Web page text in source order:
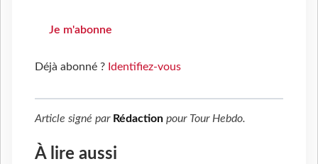
Je m'abonne
Déjà abonné ? Identifiez-vous
Article signé par Rédaction pour Tour Hebdo.
À lire aussi